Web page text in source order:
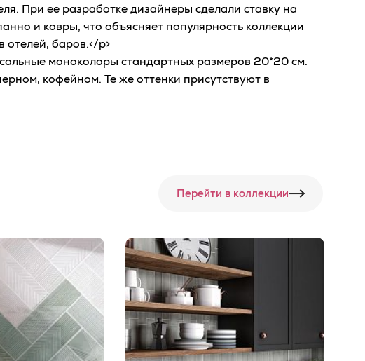
При ее разработке дизайнеры сделали ставку на
и ковры, что объясняет популярность коллекции
отелей, баров.</p>
моноколоры стандартных размеров 20*20 см.
кофейном. Те же оттенки присутствуют в
Перейти в коллекции